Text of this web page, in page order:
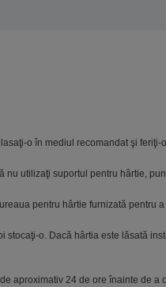
o în mediul recomandat şi feriţi-
utilizaţi suportul pentru hârtie,
pentru hârtie furnizată pentru a
o. Dacă hârtia este lăsată
aproximativ 24 de ore înainte de